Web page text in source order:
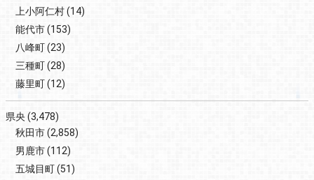
上小阿仁村(14)
能代市(153)
八峰町(23)
三種町(28)
藤里町(12)
県央(3,478)
秋田市(2,858)
男鹿市(112)
五城目町(51)